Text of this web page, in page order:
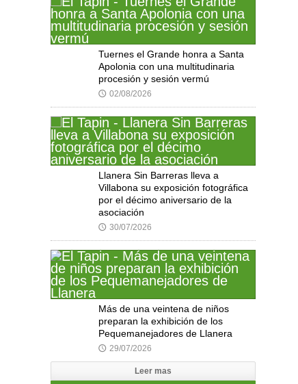
Tuernes el Grande honra a Santa
Apolonia con una multitudinaria
procesión y sesión vermú
🕔 02/08/2026
Llanera Sin Barreras lleva a
Villabona su exposición fotográfica
por el décimo aniversario de la
asociación
🕔 30/07/2026
Más de una veintena de niños
preparan la exhibición de los
Pequemanejadores de Llanera
🕔 29/07/2026
Leer mas